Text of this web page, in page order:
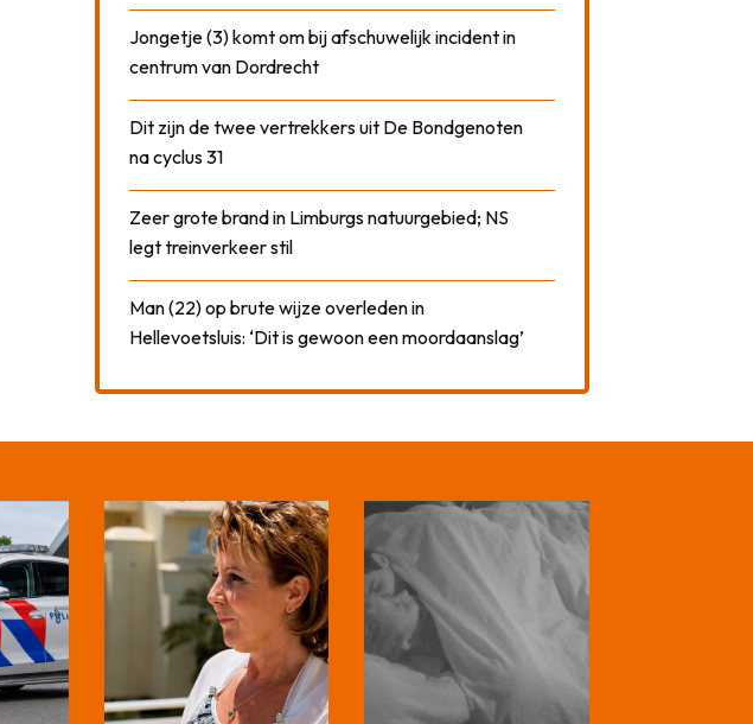
Jongetje (3) komt om bij afschuwelijk incident in
centrum van Dordrecht
Dit zijn de twee vertrekkers uit De Bondgenoten
na cyclus 31
Zeer grote brand in Limburgs natuurgebied; NS
legt treinverkeer stil
Man (22) op brute wijze overleden in
Hellevoetsluis: ‘Dit is gewoon een moordaanslag’